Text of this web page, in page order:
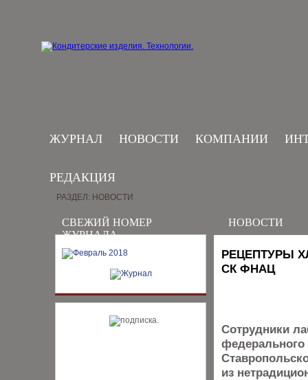
ЖУРНАЛ НОВОСТИ КОМПАНИИ
РЕДАКЦИЯ
СВЕЖИЙ НОМЕР
ЖУРНАЛА
РАЗДЕЛ: НОВОСТИ
НОВОСТИ
РЕЦЕПТУРЫ
СК ФНАЦ
Сотрудники
федерального
из